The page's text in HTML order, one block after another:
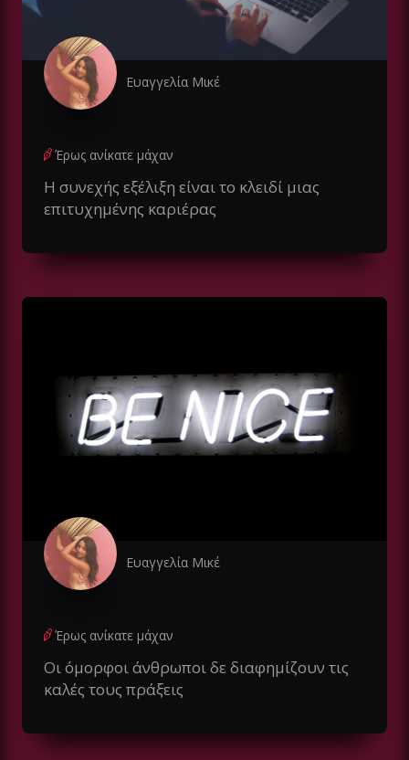
Ευαγγελία Μικέ
Έρως ανίκατε μάχαν
Η συνεχής εξέλιξη είναι το κλειδί μιας
επιτυχημένης καριέρας
Ευαγγελία Μικέ
Έρως ανίκατε μάχαν
Οι όμορφοι άνθρωποι δε διαφημίζουν τις
καλές τους πράξεις